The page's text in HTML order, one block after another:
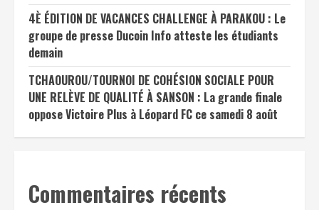
4È ÉDITION DE VACANCES CHALLENGE À PARAKOU : Le
groupe de presse Ducoin Info atteste les étudiants
demain
TCHAOUROU/TOURNOI DE COHÉSION SOCIALE POUR
UNE RELÈVE DE QUALITÉ À SANSON : La grande finale
oppose Victoire Plus à Léopard FC ce samedi 8 août
Commentaires récents